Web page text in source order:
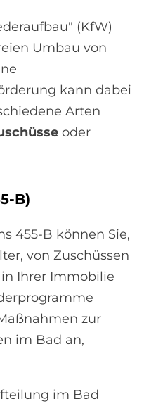
(KfW)
Umbau von
kann dabei
Arten
oder
B)
455-B können Sie,
von Zuschüssen
Ihrer Immobilie
zur
im Bad an,
im Bad